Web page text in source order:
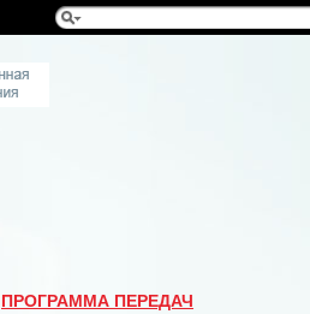
ПРОГРАММА ПЕРЕДАЧ